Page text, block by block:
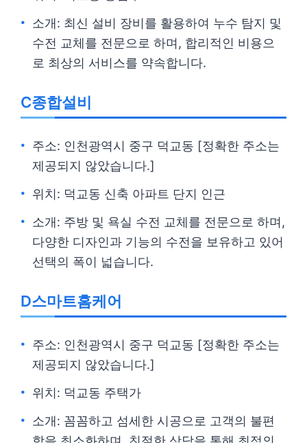
소개: 최신 설비 장비를 활용하여 누수 탐지 및
수전 교체를 전문으로 하며, 합리적인 비용으
로 최상의 서비스를 약속합니다.
C종합설비
주소: 인천광역시 중구 덕교동 [정확한 주소는
제공되지 않았습니다.]
위치: 덕교동 신축 아파트 단지 인근
소개: 주방 및 욕실 수전 교체를 전문으로 하며,
다양한 디자인과 기능의 수전을 보유하고 있어
선택의 폭이 넓습니다.
D스마트홈케어
주소: 인천광역시 중구 덕교동 [정확한 주소는
제공되지 않았습니다.]
위치: 덕교동 주택가
소개: 꼼꼼하고 섬세한 시공으로 고객의 불편